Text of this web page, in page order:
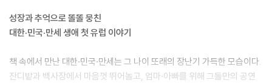
성장과 추억으로 똘똘 뭉친
대한·민국·만세 생애 첫 유럽 이야기
책 속에서 만난 대한·민국·만세는 그 나이 또래의 장난기 가득한 모습이다.
잔디밭과 백사장에서 마음껏 뛰어놀고, 엄마·아빠를 위해 그들만의 공연